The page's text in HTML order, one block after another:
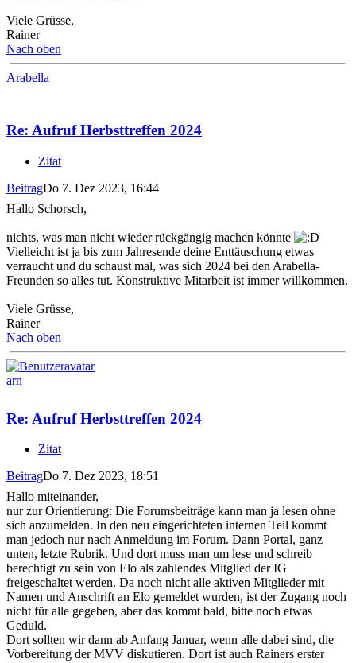
Viele Grüsse,
Rainer
Nach oben
Arabella
Re: Aufruf Herbsttreffen 2024
Zitat
BeitragDo 7. Dez 2023, 16:44
Hallo Schorsch,
nichts, was man nicht wieder rückgängig machen könnte
Vielleicht ist ja bis zum Jahresende deine Enttäuschung etwas
verraucht und du schaust mal, was sich 2024 bei den Arabella-
Freunden so alles tut. Konstruktive Mitarbeit ist immer willkommen.
Viele Grüsse,
Rainer
Nach oben
arn
Re: Aufruf Herbsttreffen 2024
Zitat
BeitragDo 7. Dez 2023, 18:51
Hallo miteinander,
nur zur Orientierung: Die Forumsbeiträge kann man ja lesen ohne
sich anzumelden. In den neu eingerichteten internen Teil kommt
man jedoch nur nach Anmeldung im Forum. Dann Portal, ganz
unten, letzte Rubrik. Und dort muss man um lese und schreib
berechtigt zu sein von Elo als zahlendes Mitglied der IG
freigeschaltet werden. Da noch nicht alle aktiven Mitglieder mit
Namen und Anschrift an Elo gemeldet wurden, ist der Zugang noch
nicht für alle gegeben, aber das kommt bald, bitte noch etwas
Geduld.
Dort sollten wir dann ab Anfang Januar, wenn alle dabei sind, die
Vorbereitung der MVV diskutieren. Dort ist auch Rainers erster